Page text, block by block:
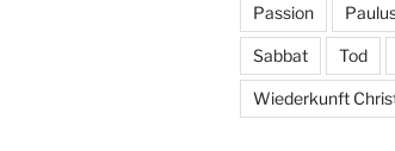
Passion
Sabbat Tod
Wiederkunft